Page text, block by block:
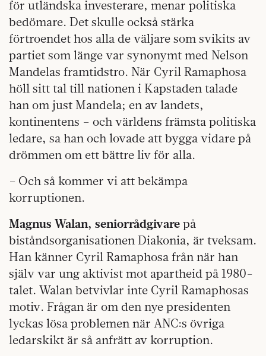
för utländska investerare, menar politiska
bedömare. Det skulle också stärka
förtroendet hos alla de väljare som svikits av
partiet som länge var synonymt med Nelson
Mandelas framtidstro. När Cyril Ramaphosa
höll sitt tal till nationen i Kapstaden talade
han om just Mandela; en av landets,
kontinentens – och världens främsta politiska
ledare, sa han och lovade att bygga vidare på
drömmen om ett bättre liv för alla.
– Och så kommer vi att bekämpa
korruptionen.
Magnus Walan, seniorrådgivare på
biståndsorganisationen Diakonia, är tveksam.
Han känner Cyril Ramaphosa från när han
själv var ung aktivist mot apartheid på 1980-
talet. Walan betvivlar inte Cyril Ramaphosas
motiv. Frågan är om den nye presidenten
lyckas lösa problemen när ANC:s övriga
ledarskikt är så anfrätt av korruption.